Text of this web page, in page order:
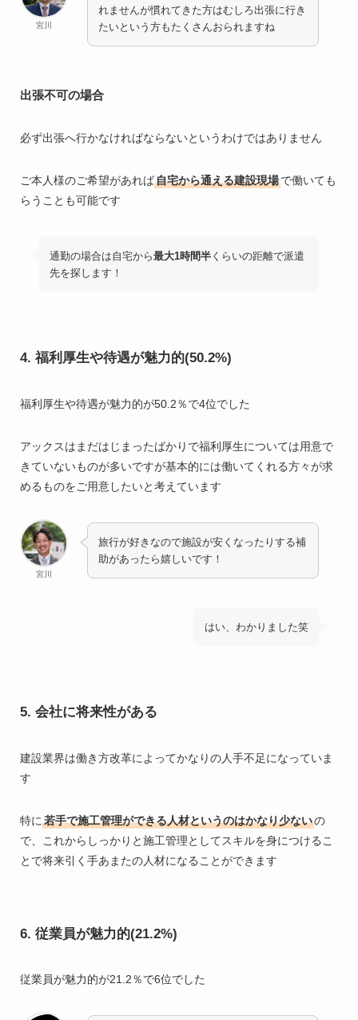
宮川
れませんが慣れてきた方はむしろ出張に行き
たいという方もたくさんおられますね
出張不可の場合
必ず出張へ行かなければならないというわけではありません
ご本人様のご希望があれば自宅から通える建設現場で働いても
らうことも可能です
通勤の場合は自宅から最大1時間半 くらいの距離で派遣
先を探します！
4. 福利厚生や待遇が魅力的(50.2%)
福利厚生や待遇が魅力的が50.2％で4位でした
アックスはまだはじまったばかりで福利厚生については用意で
きていないものが多いですが基本的には働いてくれる方々が求
めるものをご用意したいと考えています
宮川
旅行が好きなので施設が安くなったりする補
助があったら嬉しいです！
はい、わかりました笑
5. 会社に将来性がある
建設業界は働き方改革によってかなりの人手不足になっていま
す
特に 若手で施工管理ができる人材というのはかなり少ないの
で、これからしっかりと施工管理としてスキルを身につけるこ
とで将来引く手あまたの人材になることができます
6. 従業員が魅力的(21.2%)
従業員が魅力的が21.2％で6位でした